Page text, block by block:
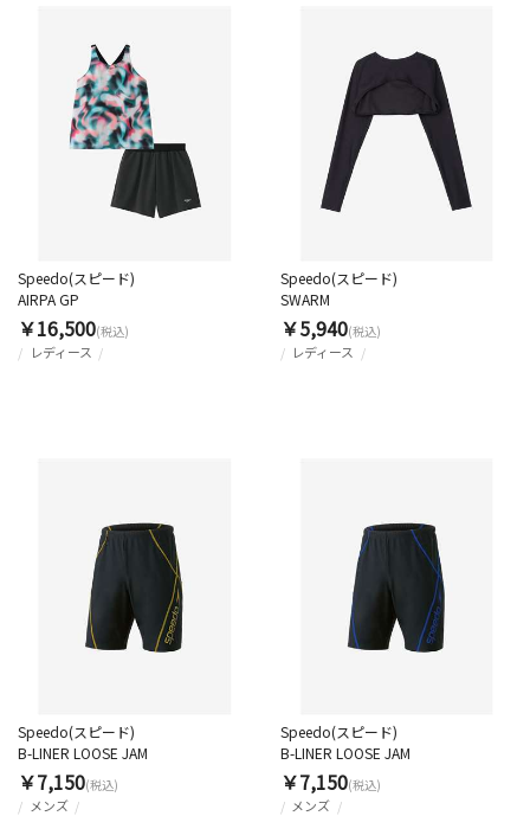
レディース
Speedo(スピード)
AIRPA GP
￥16,500(税込)
レディース
Speedo(スピード)
SWARM
￥5,940(税込)
メンズ
Speedo(スピード)
B-LINER LOOSE JAM
￥7,150(税込)
メンズ
Speedo(スピード)
B-LINER LOOSE JAM
￥7,150(税込)